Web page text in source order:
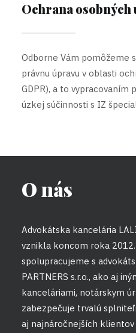
Ochrana osobných
Odborne Vám pomôžeme
právnu úpravu v oblasti
GDPR), a to
úzkej súčinnosti s IZ
O nás
Advokátska kancelária
vznikla koncom roka
spolupracujeme s
PARTNERS s.r.o., ako aj
kanceláriami, notárskym
zabezpečuje trvalú
aj najnáročnejších